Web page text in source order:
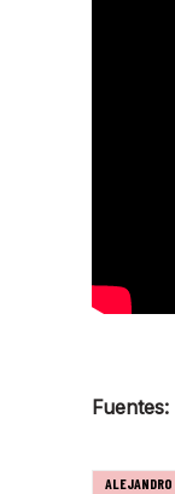
Fuentes: